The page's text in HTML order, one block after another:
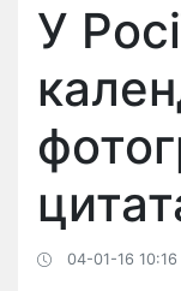
У
04-01-16 10:16